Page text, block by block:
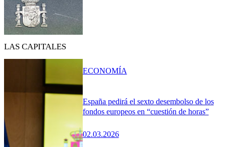
LAS CAPITALES
España pedirá el sexto desembolso de los
fondos europeos en “cuestión de horas”
02.03.2026
ECONOMÍA